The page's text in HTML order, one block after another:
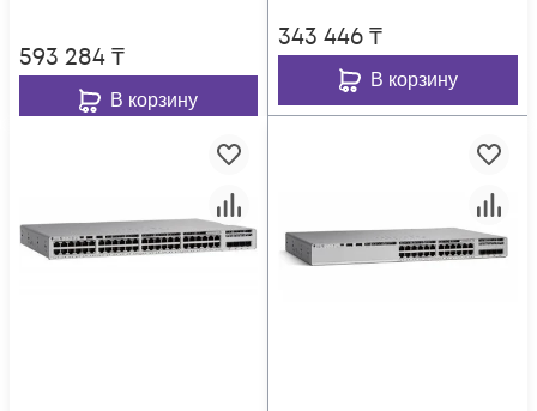
~36-72VDC
593 284₸
В корзину
343 446₸
В корзину